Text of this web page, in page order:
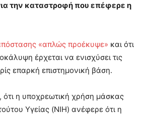
την καταστροφή που επέφερε η
«απλώς προέκυψε» και ότι
έρχεται να ενισχύσει τις
επαρκή επιστημονική βάση.
ότι η υποχρεωτική χρήση μάσκας
Υγείας (NIH) ανέφερε ότι η